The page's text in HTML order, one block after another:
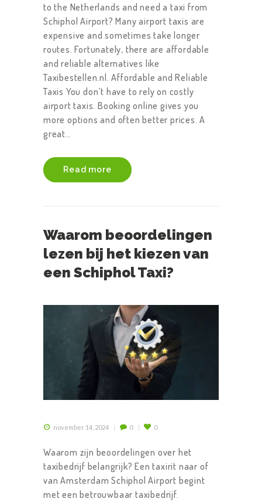
to the Netherlands and need a taxi from
Schiphol Airport? Many airport taxis are
expensive and sometimes take longer
routes. Fortunately, there are affordable
and reliable alternatives like
Taxibestellen.nl. Affordable and Reliable
Taxis You don’t have to rely on costly
airport taxis. Booking online gives you
more options and often better prices. A
great…
Read more
Waarom beoordelingen
lezen bij het kiezen van
een Schiphol Taxi?
november 14, 2024 0 0
Waarom zijn beoordelingen over het
taxibedrijf belangrijk? Een taxirit naar of
van Amsterdam Schiphol Airport begint
met een betrouwbaar taxibedrijf.